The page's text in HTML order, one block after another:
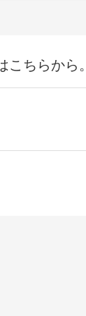
こちらから。